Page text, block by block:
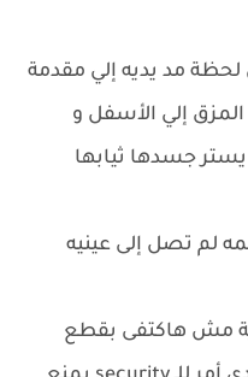
مد يديه إلي مقدمة
إلي الأسفل و
جسدها ثيابها
لم تصل إلى عينيه
مش هاكتفى بقطع